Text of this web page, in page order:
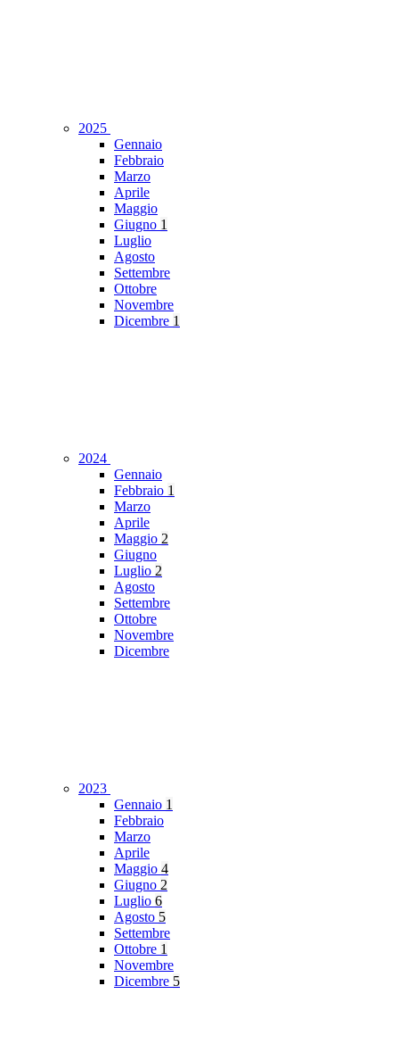
2025
Gennaio
Febbraio
Marzo
Aprile
Maggio
Giugno 1
Luglio
Agosto
Settembre
Ottobre
Novembre
Dicembre 1
2024
Gennaio
Febbraio 1
Marzo
Aprile
Maggio 2
Giugno
Luglio 2
Agosto
Settembre
Ottobre
Novembre
Dicembre
2023
Gennaio 1
Febbraio
Marzo
Aprile
Maggio 4
Giugno 2
Luglio 6
Agosto 5
Settembre
Ottobre 1
Novembre
Dicembre 5